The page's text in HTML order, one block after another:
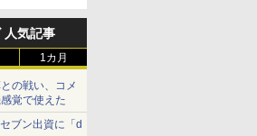
気記事
1カ月
の戦い、コメ
覚で使えた
ブン出資に「d